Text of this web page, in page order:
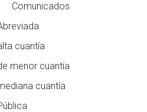
Comunicados
cuantía
menor cuantía
cuantía